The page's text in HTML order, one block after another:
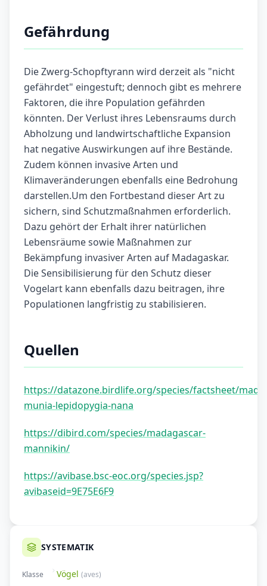
Gefährdung
Die Zwerg-Schopftyrann wird derzeit als "nicht
gefährdet" eingestuft; dennoch gibt es mehrere
Faktoren, die ihre Population gefährden
könnten. Der Verlust ihres Lebensraums durch
Abholzung und landwirtschaftliche Expansion
hat negative Auswirkungen auf ihre Bestände.
Zudem können invasive Arten und
Klimaveränderungen ebenfalls eine Bedrohung
darstellen.Um den Fortbestand dieser Art zu
sichern, sind Schutzmaßnahmen erforderlich.
Dazu gehört der Erhalt ihrer natürlichen
Lebensräume sowie Maßnahmen zur
Bekämpfung invasiver Arten auf Madagaskar.
Die Sensibilisierung für den Schutz dieser
Vogelart kann ebenfalls dazu beitragen, ihre
Populationen langfristig zu stabilisieren.
Quellen
https://datazone.birdlife.org/species/factsheet/
munia-lepidopygia-nana
https://dibird.com/species/madagascar-
mannikin/
https://avibase.bsc-eoc.org/species.jsp?
avibaseid=9E75E6F9
SYSTEMATIK
Klasse Vögel (aves)